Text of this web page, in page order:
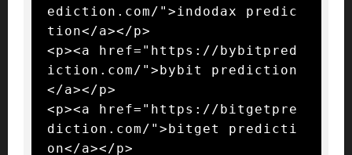
ediction.com/">indodax predic
tion</a></p>
<p><a href="https://bybitpred
iction.com/">bybit prediction
</a></p>
<p><a href="https://bitgetpre
diction.com/">bitget predicti
on</a></p>